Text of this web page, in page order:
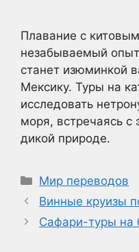
Плавание с
незабываемый
станет изюминкой
Мексику. Туры на
исследовать
моря, встречаясь
дикой природе.
Рубрики
Мир переводов
Винные круизы
Сафари-туры на